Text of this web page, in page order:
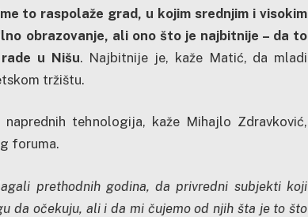
to raspolaže grad, u kojim srednjim i visokim
obrazovanje, ali ono što je najbitnije – da to
u Nišu. Najbitnije je, kaže Matić, da mladi
tržištu.
tehnologija, kaže Mihajlo Zdravković,
foruma.
prethodnih godina, da privredni subjekti koji
da očekuju, ali i da mi čujemo od njih šta je to što